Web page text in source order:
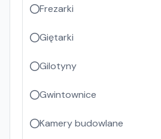
Frezarki
Giętarki
Gilotyny
Gwintownice
Kamery budowlane